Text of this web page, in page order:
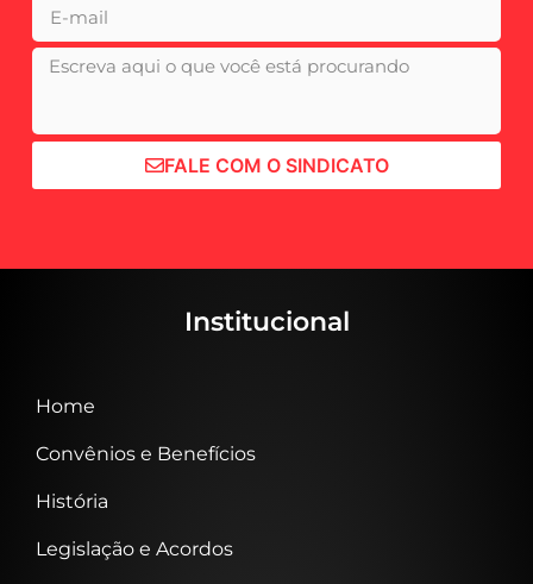
FALE COM O SINDICATO
Institucional
Home
Convênios e Benefícios
História
Legislação e Acordos